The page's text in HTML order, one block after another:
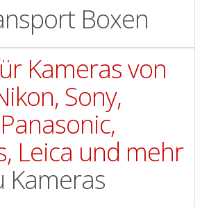
Boxen
Kameras